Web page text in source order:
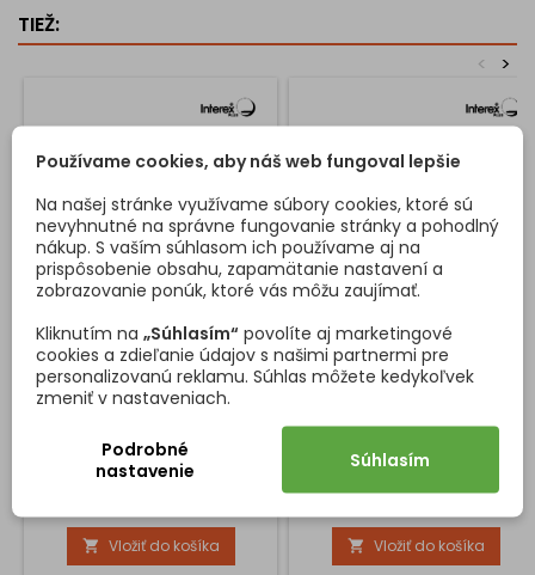
TIEŽ:
>
<
SADA SPOJOVACÍCH
SKRUTIEK M4X30 / 50KS
Spojovacie skrutky na
nábytku Rozsah spojenia 30-
40 mm Priemer otvoru 6 mm
Dĺžka skrutky 14mm Dĺžka
 Vložiť do košíka
PRÍBORNÍK ALFA / ŠEDÁ
METALÍZA
Vášho presného rozmeru. Na
podľa toho ako sa dajú
jednotlivé príborníky orezať.
V danom rozhraní rozmerov
 Vložiť do košíka
Používame cookies, aby náš web fungoval lepšie
Na našej stránke využívame súbory cookies, ktoré sú
nevyhnutné na správne fungovanie stránky a pohodlný
nákup. S vaším súhlasom ich používame aj na
prispôsobenie obsahu, zapamätanie nastavení a
zobrazovanie ponúk, ktoré vás môžu zaujímať.
Kliknutím na „Súhlasím“ povolíte aj marketingové
cookies a zdieľanie údajov s našimi partnermi pre
personalizovanú reklamu. Súhlas môžete kedykoľvek
zmeniť v nastaveniach.
Podrobné
nastavenie
Súhlasím